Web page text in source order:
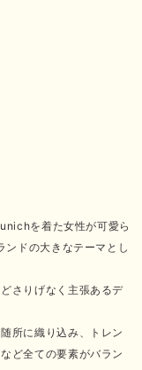
を着た女性が可愛ら
ンドの大きなテーマとし
さりげなく主張あるデ
所に織り込み、トレン
ど全ての要素がバラン